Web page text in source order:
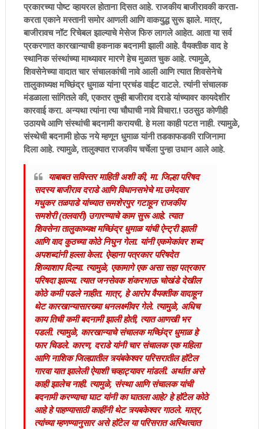
प्रकारच्या पोष्ट व्हायरल होताना दिसत आहे. राजकीय बाजीरावकी करता-
करता एकाने मस्तानी समोर आणली आणि वाकयुद्ध सुरू झाले. मात्र,
बाजीरावच नॉट रिचेबल झाल्याचे मेसेज फिरु लागले आहेत. आता या सर्व
प्रकरणात कारखान्याची हकनाक बदनामी झाली आहे. वैयक्तीक वाद हे
स्थानिक संस्थांच्या माथ्यावर मारणे हेच मुळात चुक आहे. त्यामुळे,
शिवसेनेच्या वादात चार संचालकांची नावे आली आणि त्यात शिवसेनेचे
तालुकाध्यक्ष मच्छिंद्र धुमाळ यांना प्रचंड वाईट वाटले. त्यांनी संचालक
मंडळाला सांगितले की, एकतर तुम्ही बाजीराव दराडे यांच्यावर कायदेशीर
कारवाई करा. अन्यथा त्यांना त्या चौघाची नावे विचारा.! उठसुठ कोणीही
उठायचे आणि संस्थांची बदनामी करायची. हे मला काही पटत नाही. त्यामुळे,
संस्थेची बदनामी होऊ नये म्हणून धुमाळ यांनी तडकाफडकी राजिनामा
दिला आहे. त्यामुळे, तालुक्यात राजकीय चर्चेला पुन्हा उधान आले आहे.
याबाबत सविस्तर माहिती अशी की, मा. जिल्हा परिषद
सदस्य बाजीराव दराडे आणि विधानसभेचे मा.उमेदवार
मधुकर तळपाडे यांच्यात समशेरपुर गटाहून राजकीय
समशेरी (तलवारी) उगारण्याचे काम सुरू आहे. त्यात
शिवसेना तालुकाध्यक्ष मच्छिंद्र धुमाळ यांची ऐन्ट्री झाली
आणि वाद कुठच्या कोठे निघुन गेला. यांनी एकमेकांवर शब्द
अपशब्दांनी हल्ला केला. ऐव्हाना पत्रकार परिषदेत
शिव्याशाप दिल्या. त्यामुळे, एकामागे एक असा सहा पत्रकार
परिषदा झाल्या. त्यात जनसेवक शंकरभाऊ चोखंडे देखील
कोठे कमी पडले नाहीत. मात्र, हे आरोप वैयक्तीक वादाहून
थेट कारखान्यासारख्या धनलक्ष्मीवर गेले. त्यामुळे, अधिच
काय तिची कमी बदनामी झाली होती, त्यात आणखी भर
पडली. त्यामुळे, कारखान्याचे संचालक मच्छिंद्र धुमाळ हे
फार चिडले. कारण, दराडे यांनी चार संचालक एक महिला
आणि नाशिक जिल्ह्यातील त्र्यंबकेश्वर परिसरातील हॉटेल
गारवा यात झालेली ऐयाशी चव्हाट्यावर मांडली. अर्थात असे
काही झालेच नाही. त्यामुळे, संस्था आणि संचालक यांची
बदनामी करण्याचा घाट यांनी का घातला आहे? हे हॉटेल कोठे
आहे हे पाहण्यासाठी काहींनी थेट त्र्यबकेश्वर गाठले. मात्र,
त्यांच्या म्हणण्यानुसार असे हॉटेल या परिसरात अस्थित्वात